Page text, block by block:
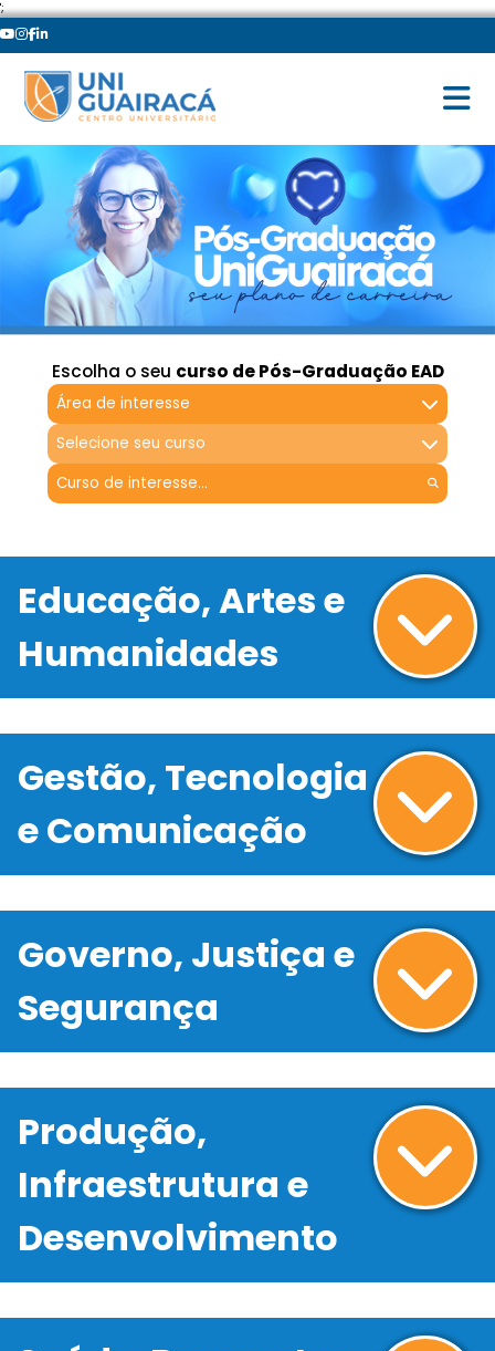
';
Escolha o seu curso de Pós-Graduação EAD
Área de interesse
Selecione seu curso
Educação, Artes e
Humanidades
Gestão, Tecnologia
e Comunicação
Governo, Justiça e
Segurança
Produção,
Infraestrutura e
Desenvolvimento